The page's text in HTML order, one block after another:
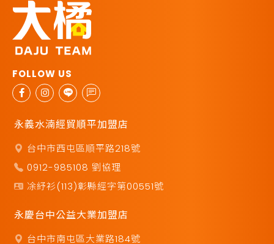
永義水湳經貿順平加盟店
台中市西屯區順平路218號
0912-985108 劉協理
凃紓衫(113)彰縣經字第00551號
永慶台中公益大業加盟店
台中市南屯區大業路184號